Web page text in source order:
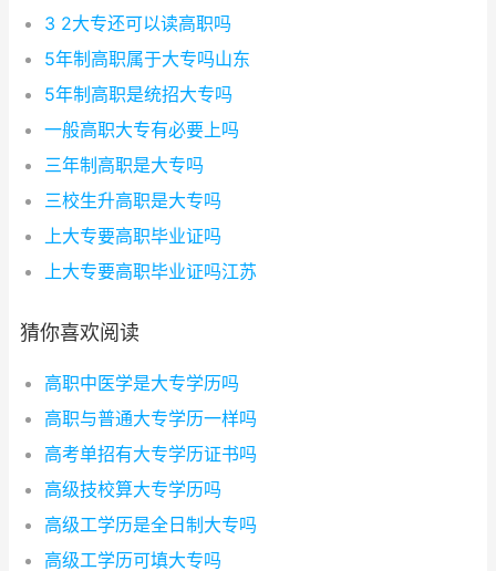
3 2大专还可以读高职吗
5年制高职属于大专吗山东
5年制高职是统招大专吗
一般高职大专有必要上吗
三年制高职是大专吗
三校生升高职是大专吗
上大专要高职毕业证吗
上大专要高职毕业证吗江苏
猜你喜欢阅读
高职中医学是大专学历吗
高职与普通大专学历一样吗
高考单招有大专学历证书吗
高级技校算大专学历吗
高级工学历是全日制大专吗
高级工学历可填大专吗